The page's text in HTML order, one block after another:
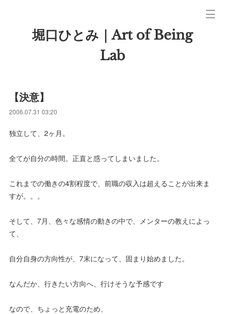
堀口ひとみ｜Art of Being
Lab
【決意】
2006.07.31 03:20
独立して、2ヶ月。
全てが自分の時間。正直と惑ってしまいました。
これまでの働きの4割程度で、前職の収入は超えることが出来ま
すが。。。
そして、7月、色々な感情の動きの中で、メンターの教えによっ
て、
自分自身の方向性が、7末になって、固まり始めました。
なんだか、行きたい方向へ、行けそうな予感です
なので、ちょっと充電のため、